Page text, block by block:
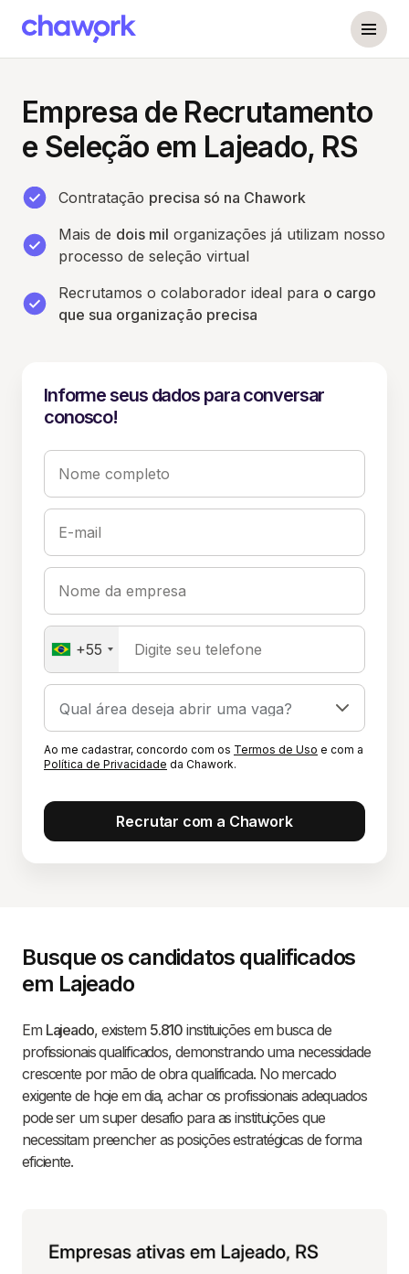
Empresa de Recrutamento
e Seleção em Lajeado, RS
Contratação precisa só na Chawork
Mais de dois mil organizações já utilizam nosso
processo de seleção virtual
Recrutamos o colaborador ideal para o cargo
que sua organização precisa
Informe seus dados para conversar
conosco!
Nome completo
E-mail
Nome da empresa
+55 Digite seu telefone
Ao me cadastrar, concordo com os Termos de Uso e com a
Política de Privacidade da Chawork.
Recrutar com a Chawork
Busque os candidatos qualificados
em Lajeado
Em Lajeado, existem 5.810 instituições em busca de
profissionais qualificados, demonstrando uma necessidade
crescente por mão de obra qualificada. No mercado
exigente de hoje em dia, achar os profissionais adequados
pode ser um super desafio para as instituições que
necessitam preencher as posições estratégicas de forma
eficiente.